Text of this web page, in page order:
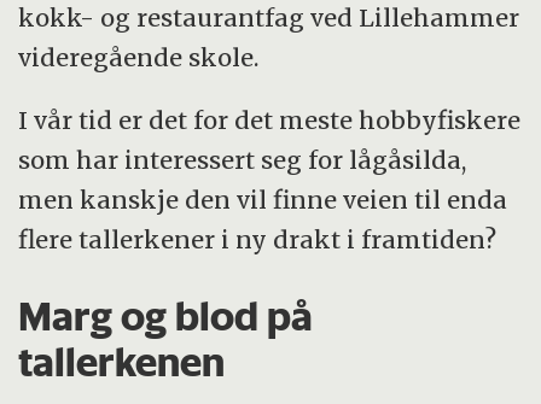
kokk- og restaurantfag ved Lillehammer
videregående skole.
I vår tid er det for det meste hobbyfiskere
som har interessert seg for lågåsilda,
men kanskje den vil finne veien til enda
flere tallerkener i ny drakt i framtiden?
Marg og blod på
tallerkenen